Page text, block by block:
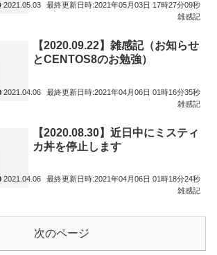
2021.05.03
最終更新日時:2021年05月03日 17時27分09秒
雑感記
【2020.09.22】雑感記（お知らせ
とCENTOS8のお勉強）
2021.04.06
最終更新日時:2021年04月06日 01時16分35秒
雑感記
【2020.08.30】近日中にミスティ
カ丼を停止します
2021.04.06
最終更新日時:2021年04月06日 01時18分24秒
雑感記
次のページ